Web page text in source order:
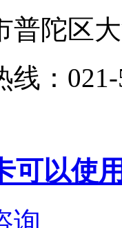
普陀区
线：
可以使
询